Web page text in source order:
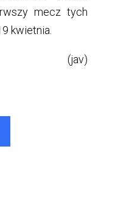
mecz tych
kwietnia.
(jav)